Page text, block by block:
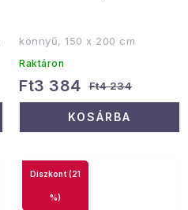
könnyű, 150 x 200 cm
Raktáron
Ft3 384 Ft4 234
KOSÁRBA
(21
%)